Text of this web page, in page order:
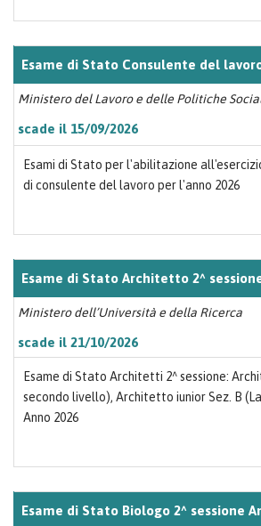
Esame di Stato Consulente del
Ministero del Lavoro e delle Politiche
scade il 15/09/2026
Esami di Stato per l'abilitazione
di consulente del lavoro per l'anno 2026
Esame di Stato Architetto 2^
Ministero dell’Università e della Ricerca
scade il 21/10/2026
Esame di Stato Architetti 2^ sessione:
secondo livello), Architetto iunior Sez. B
Anno 2026
Esame di Stato Biologo 2^ sessione